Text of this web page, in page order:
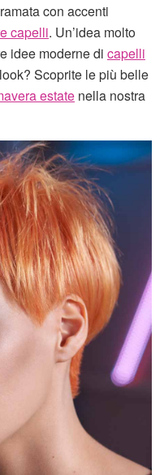
con accenti
capelli. Un’idea molto
idee moderne di capelli
Scoprite le più belle
estate nella nostra